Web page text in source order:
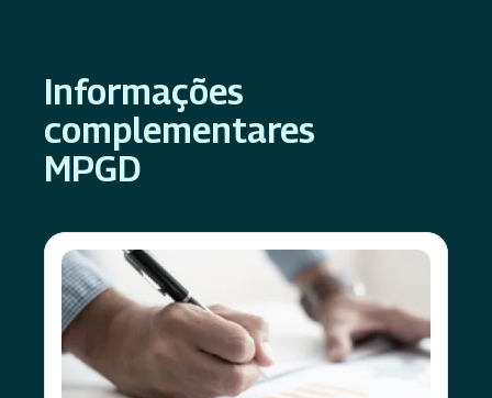
Informações
complementares
MPGD